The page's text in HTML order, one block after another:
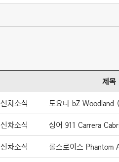
제목
신차소식 도요타 bZ Woodland
신차소식
신차소식 롤스로이스 Phantom